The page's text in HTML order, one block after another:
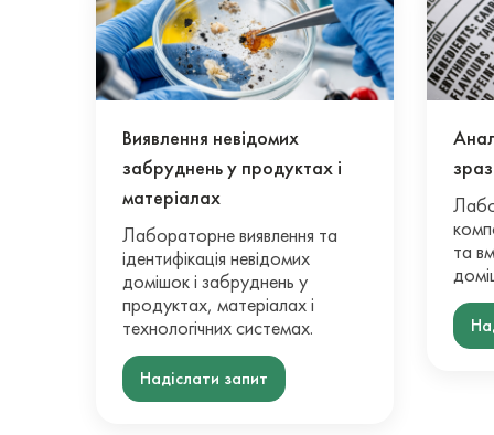
Виявлення невідомих
забруднень у продуктах і
матеріалах
Лабораторне виявлення та
ідентифікація невідомих
домішок і забруднень у
продуктах, матеріалах і
технологічних системах.
Надіслати запит
та